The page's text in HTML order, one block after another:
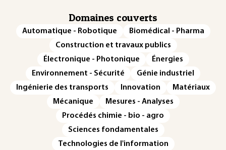
Domaines couverts
Automatique - Robotique
Biomédical - Pharma
Construction et travaux publics
Électronique - Photonique
Énergies
Environnement - Sécurité
Génie industriel
Ingénierie des transports
Innovation
Matériaux
Mécanique
Mesures - Analyses
Procédés chimie - bio - agro
Sciences fondamentales
Technologies de l'information